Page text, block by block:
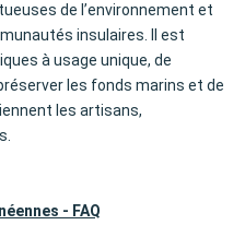
de l’environnement et
insulaires. Il est
à usage unique, de
les fonds marins et de
les artisans,
- FAQ